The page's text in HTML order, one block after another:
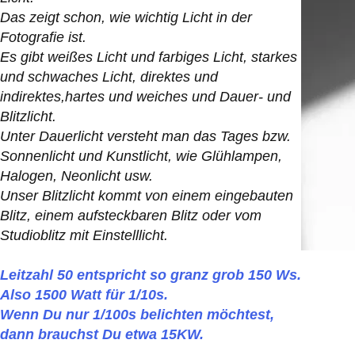
Das zeigt schon, wie wichtig Licht in der
Fotografie ist.
Es gibt weißes Licht und farbiges Licht, starkes
und schwaches Licht, direktes und
indirektes,hartes und weiches und Dauer- und
Blitzlicht.
Unter Dauerlicht versteht man das Tages bzw.
Sonnenlicht und Kunstlicht, wie Glühlampen,
Halogen, Neonlicht usw.
Unser Blitzlicht kommt von einem eingebauten
Blitz, einem aufsteckbaren Blitz oder vom
Studioblitz mit Einstelllicht.
Leitzahl 50 entspricht so granz grob 150 Ws.
Also 1500 Watt für 1/10s.
Wenn Du nur 1/100s belichten möchtest,
dann brauchst Du etwa 15KW.